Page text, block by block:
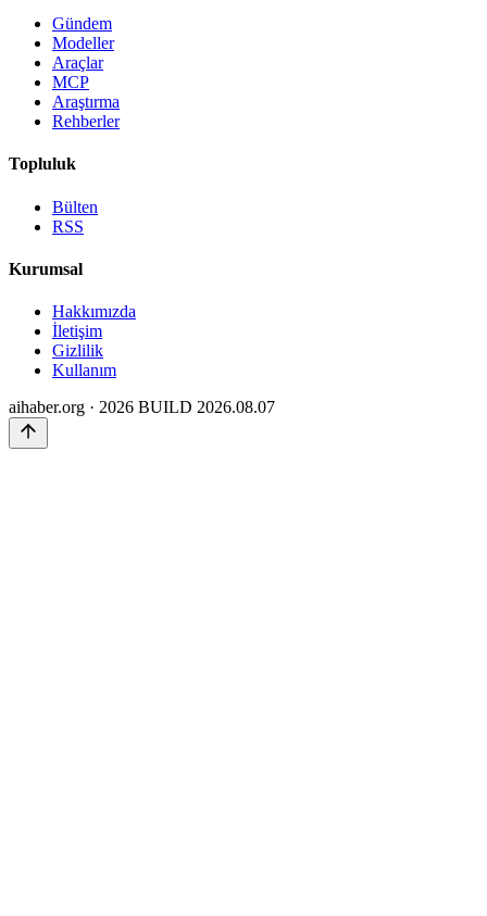
Gündem
Modeller
Araçlar
MCP
Araştırma
Rehberler
Topluluk
Bülten
RSS
Kurumsal
Hakkımızda
İletişim
Gizlilik
Kullanım
aihaber.org · 2026 BUILD 2026.08.07